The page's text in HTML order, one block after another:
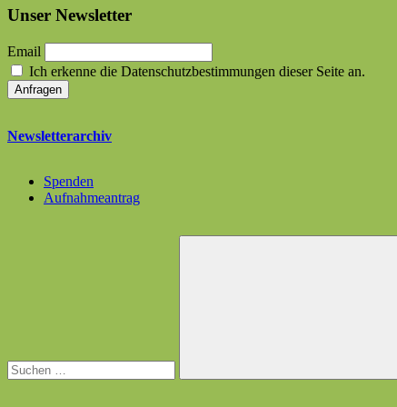
Unser Newsletter
Email
Ich erkenne die Datenschutzbestimmungen dieser Seite an.
Newsletterarchiv
Spenden
Aufnahmeantrag
Suchen